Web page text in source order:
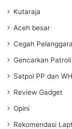
Kutaraja
Aceh besar
Cegah
Gencarkan
Satpol PP dan WH
Review Gadget
Opini
Rekomendasi